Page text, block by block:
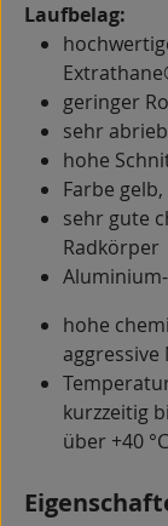
Laufbelag:
geringer
sehr
hohe
Farbe
sehr gute
Radkörper
hohe
aggressive
kurzzeitig
über +40 °C